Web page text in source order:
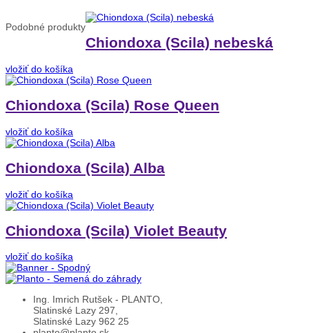
Podobné produkty
Chiondoxa (Scila) nebeská
vložiť do košíka
Chiondoxa (Scila) Rose Queen
vložiť do košíka
Chiondoxa (Scila) Alba
vložiť do košíka
Chiondoxa (Scila) Violet Beauty
vložiť do košíka
Ing. Imrich Rutšek - PLANTO,
Slatinské Lazy 297,
Slatinské Lazy 962 25